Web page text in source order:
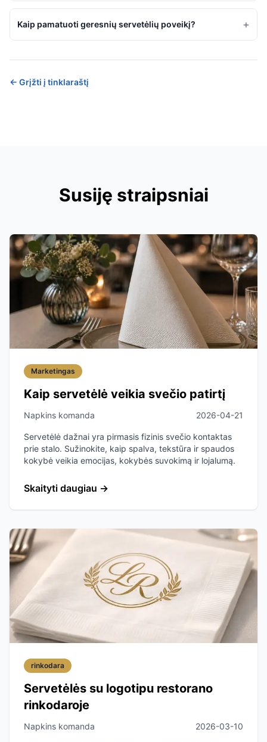
Kaip pamatuoti geresnių servetėlių poveikį? +
← Grįžti į tinklaraštį
Susiję straipsniai
Marketingas
Kaip servetėlė veikia svečio patirtį
Napkins komanda 2026-04-21
Servetėlė dažnai yra pirmasis fizinis svečio kontaktas
prie stalo. Sužinokite, kaip spalva, tekstūra ir spaudos
kokybė veikia emocijas, kokybės suvokimą ir lojalumą.
Skaityti daugiau →
rinkodara
Servetėlės su logotipu restorano
rinkodaroje
Napkins komanda 2026-03-10